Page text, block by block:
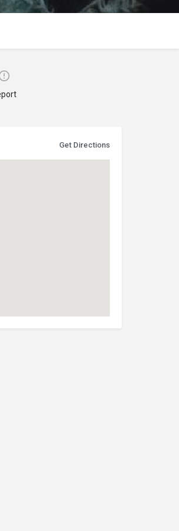
Get Directions